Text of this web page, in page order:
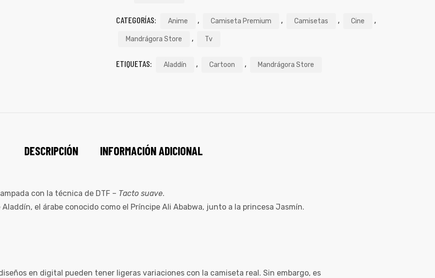
CATEGORÍAS: Anime , Camiseta Premium , Camisetas , Cine ,
Mandrágora Store , Tv
ETIQUETAS: Aladdín , Cartoon , Mandrágora Store
DESCRIPCIÓN INFORMACIÓN ADICIONAL
con la técnica de DTF – Tacto suave.
el árabe conocido como el Príncipe Ali Ababwa, junto a la princesa Jasmín.
en digital pueden tener ligeras variaciones con la camiseta real. Sin embargo, es